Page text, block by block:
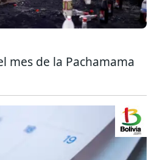
mes de la Pachamama